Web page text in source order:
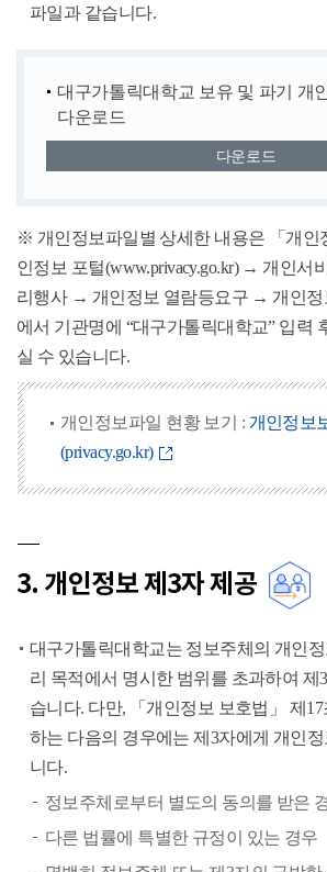
파일과 같습니다.
대구가톨릭대학교 보유 및 파기 개
다운로드
다운로드
※ 개인정보파일별 상세한 내용은 「개인
인정보 포털(www.privacy.go.kr) → 개인서
리행사 → 개인정보 열람등요구 → 개인정
에서 기관명에 “대구가톨릭대학교” 입력
실 수 있습니다.
개인정보파일 현황 보기 : 개인정보
(privacy.go.kr)
3. 개인정보 제3자 제공
대구가톨릭대학교는 정보주체의 개인
리 목적에서 명시한 범위를 초과하여 제
습니다. 다만, 「개인정보 보호법」 제
하는 다음의 경우에는 제3자에게 개인
니다.
정보주체로부터 별도의 동의를 받은
다른 법률에 특별한 규정이 있는 경우